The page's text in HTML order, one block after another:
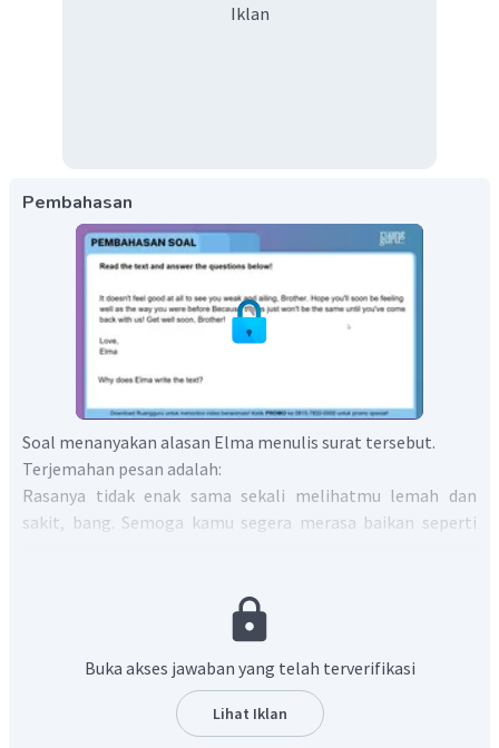
Iklan
Pembahasan
Soal menanyakan alasan Elma menulis surat tersebut.
Terjemahan pesan adalah:
Rasanya tidak enak sama sekali melihatmu lemah dan
sakit, bang. Semoga kamu segera merasa baikan seperti
bahwa Elma menulis surat karena dia ingin menunjukkan
kepeduliannya/perhatiannya dengan abangnya. Dalam
bahasa Inggris kalimat tersebut menjadi
Buka akses jawaban yang telah terverifikasi
Lihat Iklan